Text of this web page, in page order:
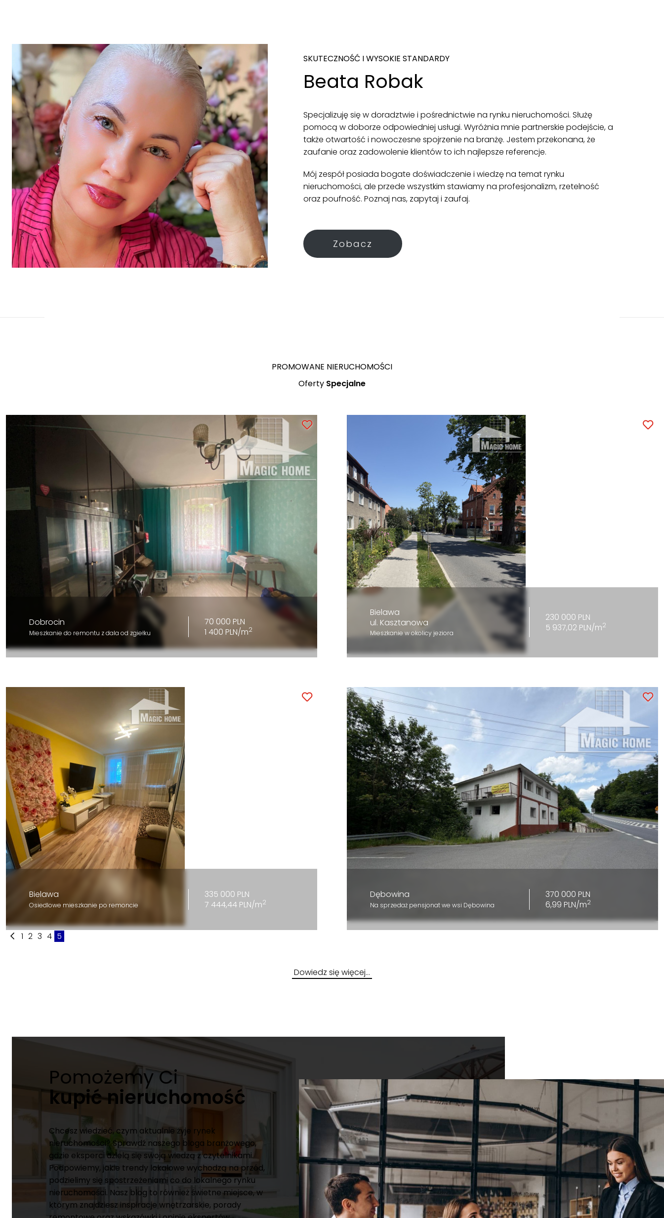
SKUTECZNOŚĆ I WYSOKIE STANDARDY
Beata Robak
Specjalizuję się w doradztwie i pośrednictwie na rynku nieruchomości. Służę
pomocą w doborze odpowiedniej usługi. Wyróżnia mnie partnerskie podejście, a
także otwartość i nowoczesne spojrzenie na branżę. Jestem przekonana, że
zaufanie oraz zadowolenie klientów to ich najlepsze referencje.
Mój zespół posiada bogate doświadczenie i wiedzę na temat rynku
nieruchomości, ale przede wszystkim stawiamy na profesjonalizm, rzetelność
oraz poufność. Poznaj nas, zapytaj i zaufaj.
Zobacz
PROMOWANE NIERUCHOMOŚCI
Oferty Specjalne
Dobrocin
Mieszkanie do remontu z dala od zgiełku
70 000 PLN
1 400 PLN/m2
Bielawa
ul. Kasztanowa
Mieszkanie w okolicy jeziora
230 000 PLN
5 937,02 PLN/m2
Bielawa
Osiedlowe mieszkanie po remoncie
335 000 PLN
7 444,44 PLN/m2
Dębowina
Na sprzedaż pensjonat we wsi Dębowina
370 000 PLN
6,99 PLN/m2
1 2 3 4 5
Dowiedz się więcej…
Pomożemy Ci
kupić nieruchomość
Chcesz wiedzieć, czym aktualnie żyje rynek
nieruchomości? Sprawdź naszego bloga branżowego,
gdzie eksperci dzielą się swoją wiedzą z czytelnikami.
Podpowiemy, jakie trendy lokalowe wychodzą na przód,
podzielimy się spostrzeżeniami co do lokalnego rynku
nieruchomości. Nasz blog to również świetne miejsce, w
którym znajdziesz inspiracje wnętrzarskie, porady